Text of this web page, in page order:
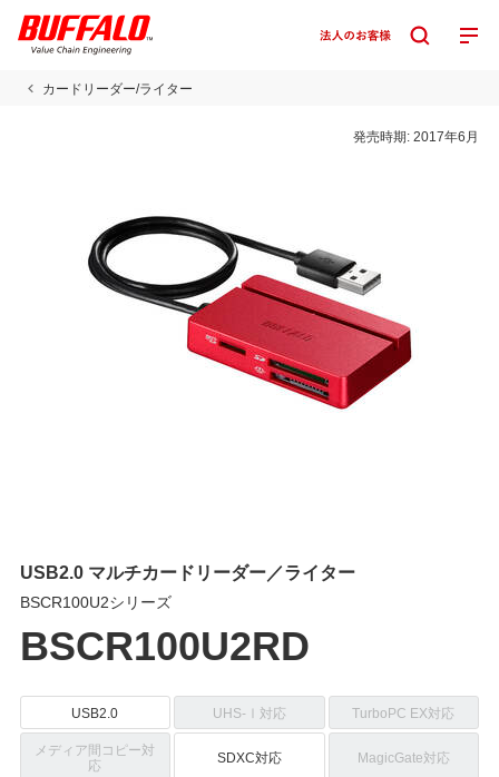
カードリーダー/ライター
発売時期:2017年6月
USB2.0 マルチカードリーダー／ライター
BSCR100U2シリーズ
BSCR100U2RD
USB2.0 UHS-Ⅰ対応
TurboPC EX対応
メディア間コピー対
応 SDXC対応 MagicGate対応